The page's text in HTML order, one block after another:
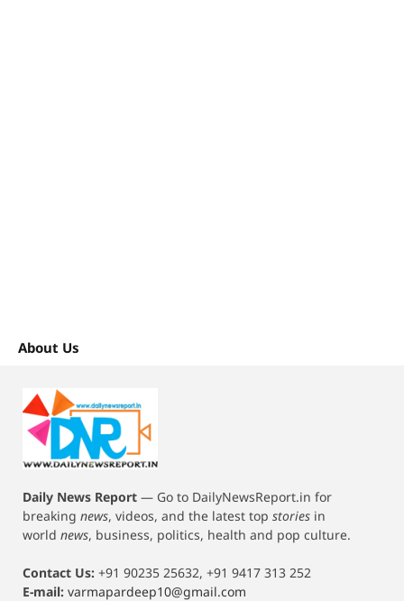
About Us
Daily News Report — Go to DailyNewsReport.in for
breaking news, videos, and the latest top stories in
world news, business, politics, health and pop culture.
Contact Us: +91 90235 25632, +91 9417 313 252
E-mail: varmapardeep10@gmail.com